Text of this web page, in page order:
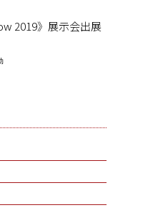
2019》展示会出展